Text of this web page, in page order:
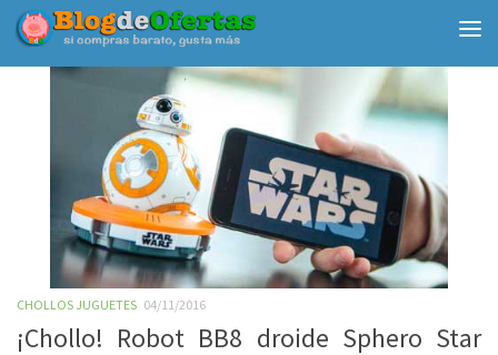
Debajo del contenido
CHOLLOS JUGUETES 04/11/2016
¡Chollo! Robot BB8 droide Sphero Star